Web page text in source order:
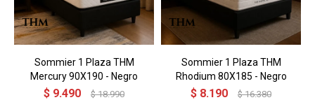
Sommier 1 Plaza THM
Mercury 90X190 - Negro
$ 9.490 $ 18.990
Sommier 1 Plaza THM
Rhodium 80X185 - Negro
$ 8.190 $ 16.380